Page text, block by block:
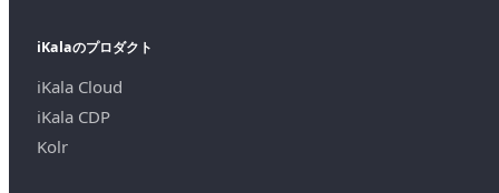
iKalaのプロダクト
iKala Cloud
iKala CDP
Kolr